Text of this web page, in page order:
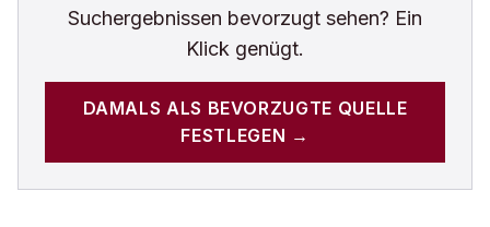
Suchergebnissen bevorzugt sehen? Ein
Klick genügt.
DAMALS ALS BEVORZUGTE QUELLE
FESTLEGEN →